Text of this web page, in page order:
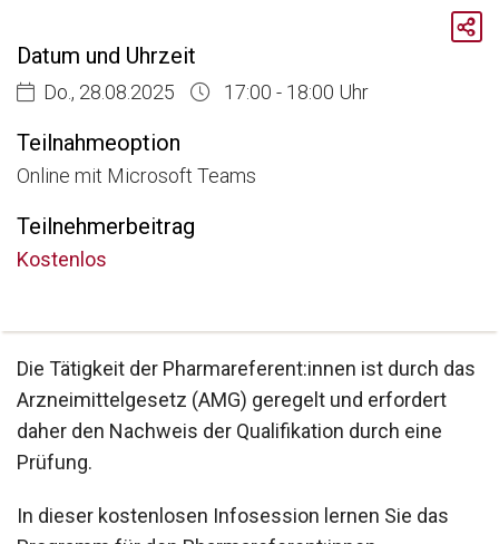
Aktuelle Veranstaltungen
kostenlose Infosession zum Pharmareferent:innen Kurs "Fit für die Prüfung"
Datum und Uhrzeit
Do., 28.08.2025 17:00 - 18:00 Uhr
Teilnahmeoption
Online mit Microsoft Teams
Teilnehmerbeitrag
Kostenlos
Die Tätigkeit der Pharmareferent:innen ist durch das
Arzneimittelgesetz (AMG) geregelt und erfordert
daher den Nachweis der Qualifikation durch eine
Prüfung.
In dieser kostenlosen Infosession lernen Sie das